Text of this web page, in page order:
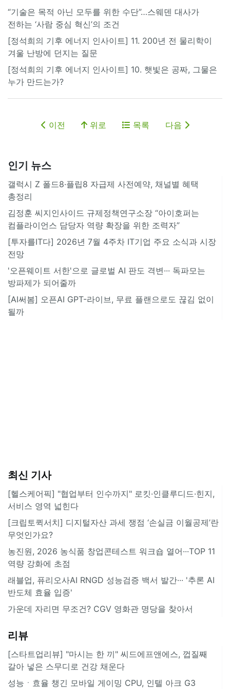
“기술은 목적 아닌 모두를 위한 수단”…스웨덴 대사가
전하는 ‘사람 중심 혁신’의 조건
[정석희의 기후 에너지 인사이트] 11. 200년 전 물리학이
겨울 난방에 던지는 질문
[정석희의 기후 에너지 인사이트] 10. 햇빛은 공짜, 그물은
누가 만드는가?
이전 위로 목록 다음
인기 뉴스
갤럭시 Z 폴드8·플립8 자급제 사전예약, 채널별 혜택
총정리
김정훈 씨지인사이드 규제정책연구소장 “아이호퍼는
컴플라이언스 담당자 역량 확장을 위한 조력자”
[투자를IT다] 2026년 7월 4주차 IT기업 주요 소식과 시장
전망
'오픈웨이트 서한'으로 글로벌 AI 판도 격변··· 독파모는
방파제가 되어줄까
[AI써봄] 오픈AI GPT-라이브, 무료 플랜으로도 끊김 없이
될까
최신 기사
[헬스케어픽] "협업부터 인수까지" 로킷·인클루디드·힌지,
서비스 영역 넓힌다
[크립토퀵서치] 디지털자산 과세 쟁점 ‘손실금 이월공제’란
무엇인가요?
농진원, 2026 농식품 창업콘테스트 워크숍 열어···TOP 11
역량 강화에 초점
래블업, 퓨리오사AI RNGD 성능검증 백서 발간··· '추론 AI
반도체 효율 입증'
가운데 자리면 무조건? CGV 영화관 명당을 찾아서
리뷰
[스타트업리뷰] "마시는 한 끼" 씨드에프앤에스, 껍질째
갈아 넣은 스무디로 건강 채운다
성능ㆍ효율 챙긴 모바일 게이밍 CPU, 인텔 아크 G3